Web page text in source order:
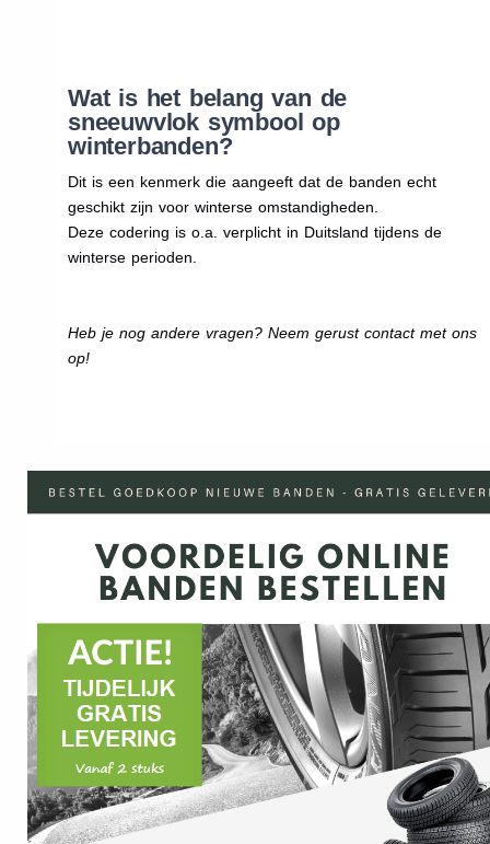
Wat is het belang van de
sneeuwvlok symbool op
winterbanden?
Dit is een kenmerk die aangeeft dat de banden echt
geschikt zijn voor winterse omstandigheden.
Deze codering is o.a. verplicht in Duitsland tijdens de
winterse perioden.
Heb je nog andere vragen? Neem gerust contact met ons
op!